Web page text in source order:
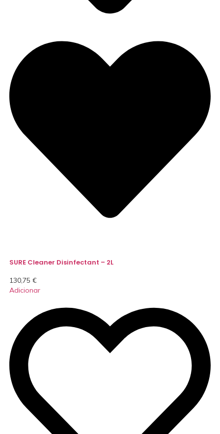
SURE Cleaner Disinfectant – 2L
130,75 €
Adicionar